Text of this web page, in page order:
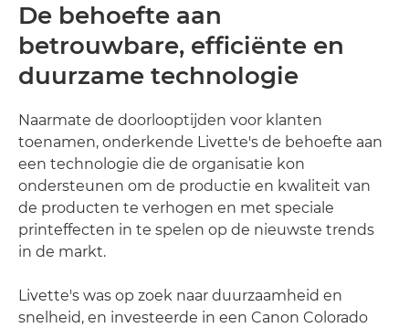
De behoefte aan
betrouwbare, efficiënte en
duurzame technologie
Naarmate de doorlooptijden voor klanten
toenamen, onderkende Livette's de behoefte aan
een technologie die de organisatie kon
ondersteunen om de productie en kwaliteit van
de producten te verhogen en met speciale
printeffecten in te spelen op de nieuwste trends
in de markt.
Livette's was op zoek naar duurzaamheid en
snelheid, en investeerde in een Canon Colorado